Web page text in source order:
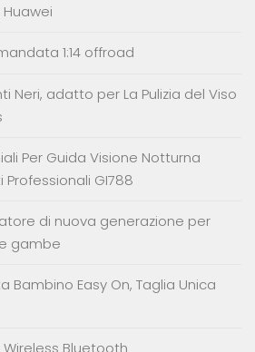
1:14 offroad
Neri, adatto per La Pulizia del Viso
Per Guida Visione Notturna
Professionali GI788
di nuova generazione per
gambe
Bambino Easy On, Taglia Unica